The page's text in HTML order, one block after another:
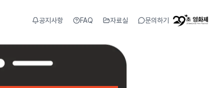
공지사항 FAQ 자료실 문의하기